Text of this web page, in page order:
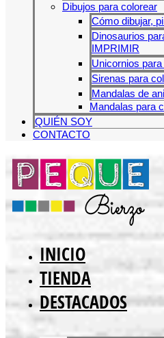
Dibujos para colorear
Cómo dibujar,
Dinosaurios
IMPRIMIR
Unicornios
Sirenas para
Mandalas de
Mandalas para
QUIÉN SOY
CONTACTO
INICIO
TIENDA
DESTACADOS